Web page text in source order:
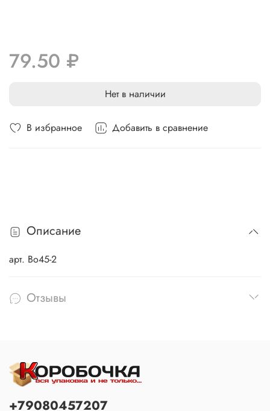
В избранное Добавить в сравнение
79.50 ₽
Нет в наличии
Описание
арт. Во45-2
Отзывы
+79080457207